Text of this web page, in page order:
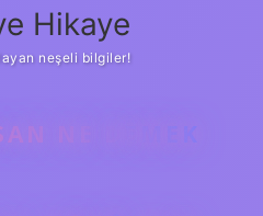
Uyarı
Hikaye
neşeli bilgiler!
NE DEMEK